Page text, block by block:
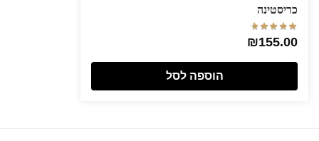
כריסטינה
₪155.00
הוספה לסל